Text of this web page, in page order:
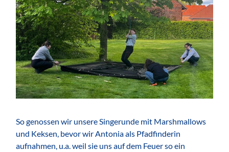
So genossen wir unsere Singerunde mit Marshmallows
und Keksen, bevor wir Antonia als Pfadfinderin
aufnahmen, u.a. weil sie uns auf dem Feuer so ein